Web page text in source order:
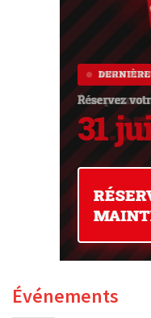
Événements